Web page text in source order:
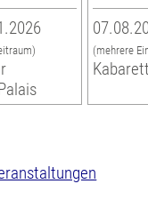
(mehrere